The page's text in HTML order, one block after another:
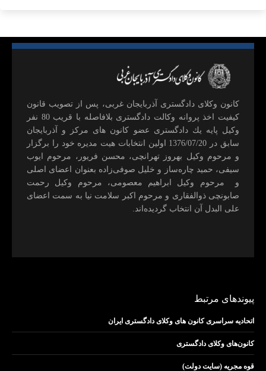
كانون وكلای دادگستری آذربايجان غربی، پس از تصويب قانون
كيفيت اخذ پروانه وكالت دادگستری بلافاصله با قريب 80 نفر
وكيل پايه يك دادگستری عضو كانون های مركز و آذربايجان
سابق در 1376/07/20 اولين انتخابات هيت مديره خود را برگزار
و مرحوم وکیل بهروز تهرانچی، محسن فريور، مرحوم ايوب
سيفی، حميد چاره‌ساز و خليل صوفی‌زاده بعنوان اعضای اصلی
و مرحوم وکیل ابراهيم معصومی، مرحوم وکیل رحمت
صابونچی ذوالفقاری و مرحوم اكبر سلامت نيا به سمت اعضای
علی البدل آن انتخاب گرديده‌اند.
پیوندهای مرتبط
اتحادیه سراسری کانون های وکلای دادگستری ایران
کانون‌های وکلای دادگستری
قوه مجریه (سایت دولت)